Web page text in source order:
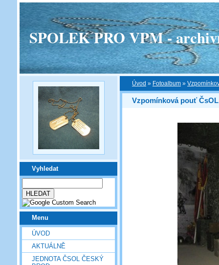
SPOLEK PRO VPM -
Vyhledat
Menu
ÚVOD
AKTUÁLNĚ
JEDNOTA ČSOL ČESKÝ
Úvod » Fotoalbum »
Vzpomínková pouť